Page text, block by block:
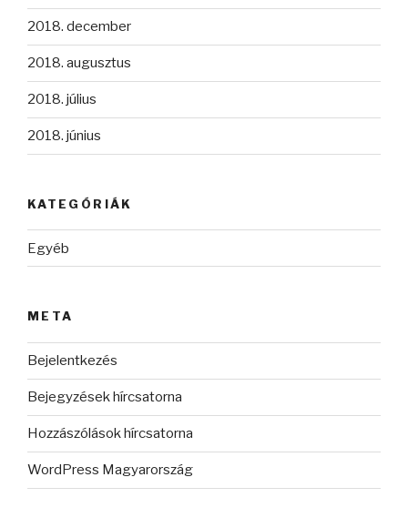
2018. december
2018. augusztus
2018. július
2018. június
KATEGÓRIÁK
Egyéb
META
Bejelentkezés
Bejegyzések hírcsatorna
Hozzászólások hírcsatorna
WordPress Magyarország